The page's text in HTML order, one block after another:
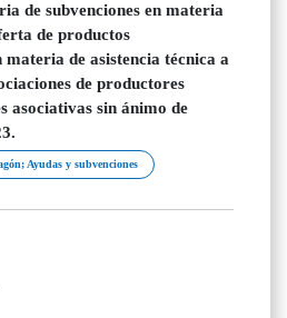
de subvenciones en materia
de productos
de asistencia técnica a
de productores
asociativas sin ánimo de
Ayudas y subvenciones